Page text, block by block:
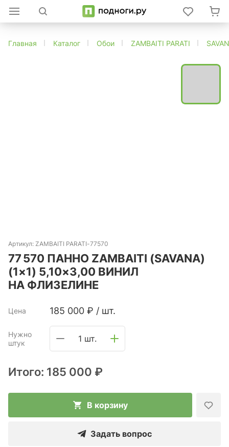
Главная Каталог Обои ZAMBAITI PARATI
Артикул: ZAMBAITI PARATI-77570
77 570 ПАННО ZAMBAITI (SAVANA)
(1×1) 5,10×3,00 ВИНИЛ
НА ФЛИЗЕЛИНЕ
Цена 185 000 ₽ / шт.
Нужно
штук
1 шт.
Итого: 185 000 ₽
В корзину
Задать вопрос